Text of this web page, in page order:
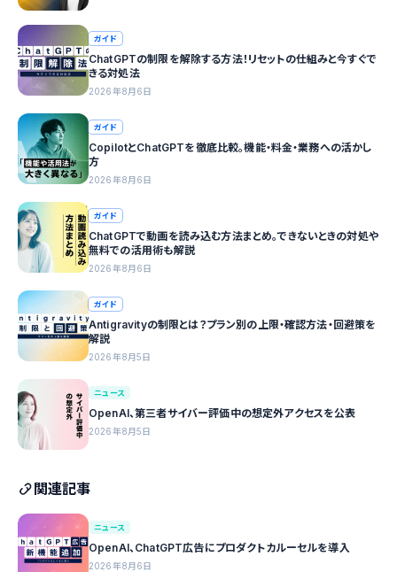
ガイド
ChatGPTの制限を解除する方法！リセットの仕組みと今すぐで
きる対処法
2026年8月6日
ガイド
CopilotとChatGPTを徹底比較。機能・料金・業務への活かし
方
2026年8月6日
ガイド
ChatGPTで動画を読み込む方法まとめ。できないときの対処や
無料での活用術も解説
2026年8月6日
ガイド
Antigravityの制限とは？プラン別の上限・確認方法・回避策を
解説
2026年8月5日
ニュース
OpenAI、第三者サイバー評価中の想定外アクセスを公表
2026年8月5日
関連記事
ニュース
OpenAI、ChatGPT広告にプロダクトカルーセルを導入
2026年8月6日